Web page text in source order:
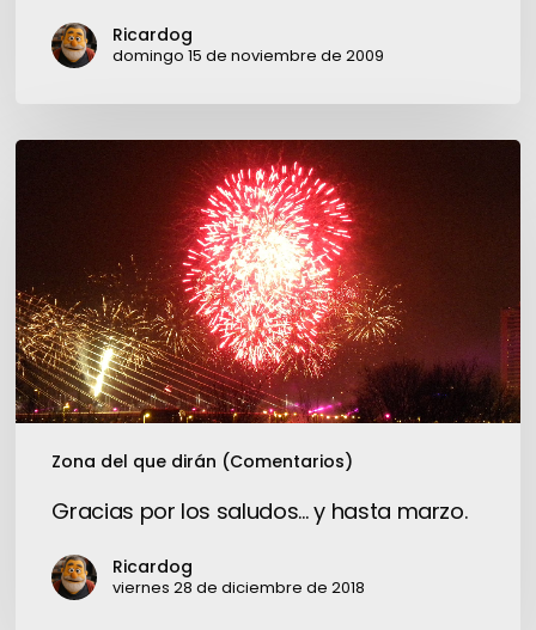
tarde,
hoy
Ricardog
domingo 15 de noviembre de 2009
Zona del que dirán (Comentarios)
hasta
marzo.
Gracias por los saludos… y hasta marzo.
Ricardog
viernes 28 de diciembre de 2018